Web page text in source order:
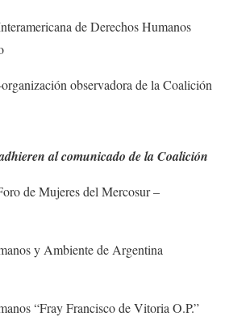
de Derechos Humanos
observadora de la Coalición
al comunicado de la Coalición
de Mujeres del Mercosur –
y Ambiente de Argentina
“Fray Francisco de Vitoria O.P.”